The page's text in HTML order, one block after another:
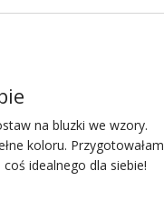
na bluzki we wzory.
koloru. Przygotowałam
idealnego dla siebie!